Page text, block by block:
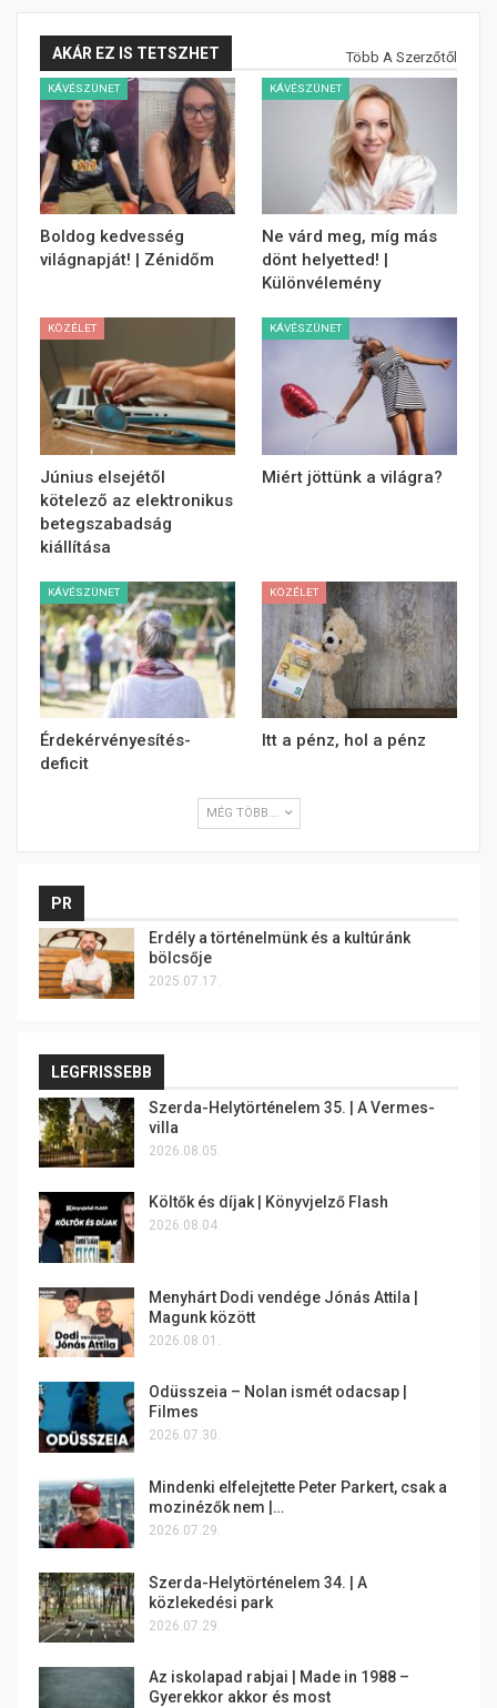
AKÁR EZ IS TETSZHET Több A Szerzőtől
KÁVÉSZÜNET
Boldog kedvesség
világnapját! | Zénidőm
KÁVÉSZÜNET
Ne várd meg, míg más
dönt helyetted! |
Különvélemény
KÖZÉLET
Június elsejétől
kötelező az elektronikus
betegszabadság
kiállítása
KÁVÉSZÜNET
Miért jöttünk a világra?
KÁVÉSZÜNET
Érdekérvényesítés-
deficit
KÖZÉLET
Itt a pénz, hol a pénz
MÉG TÖBB...
PR
Erdély a történelmünk és a kultúránk
bölcsője
2025.07.17.
LEGFRISSEBB
Szerda-Helytörténelem 35. | A Vermes-
villa
2026.08.05.
Költők és díjak | Könyvjelző Flash
2026.08.04.
Menyhárt Dodi vendége Jónás Attila |
Magunk között
2026.08.01.
Odüsszeia – Nolan ismét odacsap |
Filmes
2026.07.30.
Mindenki elfelejtette Peter Parkert, csak a
mozinézők nem |…
2026.07.29.
Szerda-Helytörténelem 34. | A
közlekedési park
2026.07.29.
Az iskolapad rabjai | Made in 1988 –
Gyerekkor akkor és most